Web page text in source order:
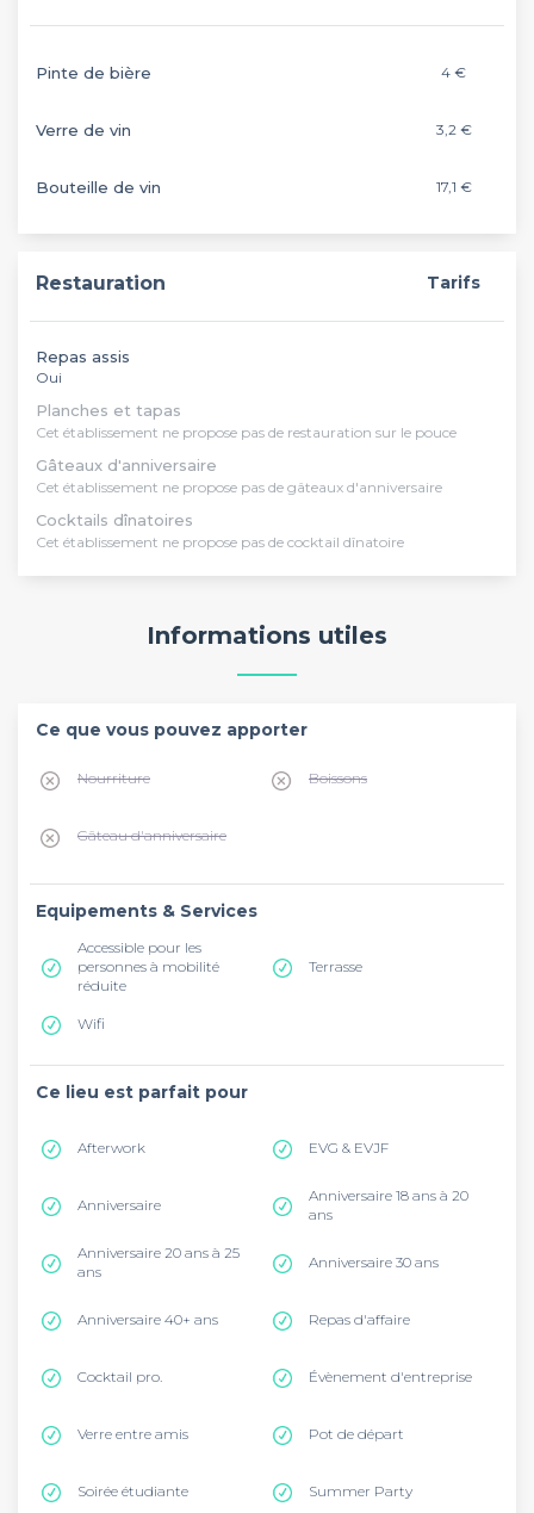
Pinte de bière 4 €
Verre de vin 3,2 €
Bouteille de vin 17,1 €
Restauration Tarifs
Repas assis
Oui
Planches et tapas
Cet établissement ne propose pas de restauration sur le pouce
Gâteaux d'anniversaire
Cet établissement ne propose pas de gâteaux d'anniversaire
Cocktails dînatoires
Cet établissement ne propose pas de cocktail dînatoire
Informations utiles
Ce que vous pouvez apporter
Nourriture Boissons
Gâteau d'anniversaire
Equipements & Services
Accessible pour les
personnes à mobilité
réduite
Terrasse
Wifi
Ce lieu est parfait pour
Afterwork EVG & EVJF
Anniversaire
Anniversaire 18 ans à 20
ans
Anniversaire 20 ans à 25
ans
Anniversaire 30 ans
Anniversaire 40+ ans Repas d'affaire
Cocktail pro. Évènement d'entreprise
Verre entre amis Pot de départ
Soirée étudiante Summer Party